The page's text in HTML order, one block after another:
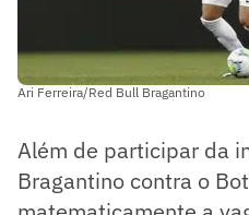
Ari Ferreira/Red Bull Bragantino
Além de participar da
Bragantino contra o